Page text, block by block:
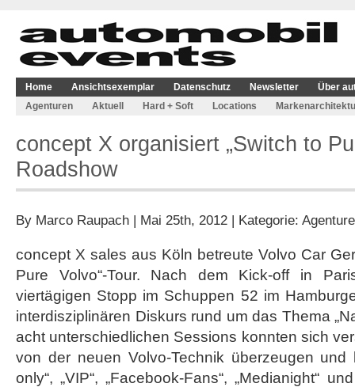
Home Ansichtsexemplar Datenschutz Newsletter
Über
Agenturen
Aktuell Hard + Soft Locations
concept X organisiert „Switch to
Roadshow
By Marco Raupach | Mai 25th, 2012 | Kategorie:
concept X sales aus Köln betreute Volvo Car
Pure Volvo“-Tour. Nach dem Kick-off in
viertägigen Stopp im Schuppen 52 im
interdisziplinären Diskurs rund um das Thema
acht unterschiedlichen Sessions konnten sich
von der neuen Volvo-Technik überzeugen und
only“, „VIP“, „Facebook-Fans“, „Medianight“